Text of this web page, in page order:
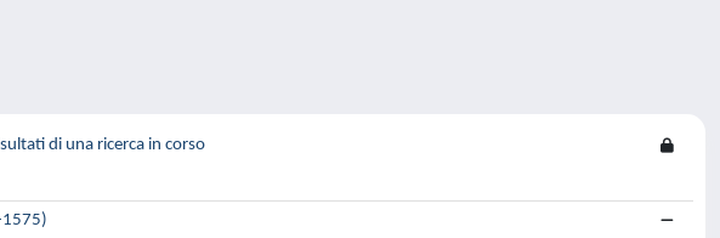
di una ricerca in corso
1575)